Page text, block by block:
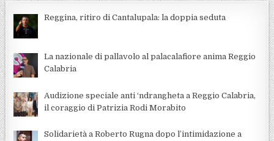
Reggina, ritiro di Cantalupala: la doppia seduta
La nazionale di pallavolo al palacalafiore anima Reggio
Calabria
Audizione speciale anti ‘ndrangheta a Reggio Calabria,
il coraggio di Patrizia Rodi Morabito
Solidarietà a Roberto Rugna dopo l’intimidazione a